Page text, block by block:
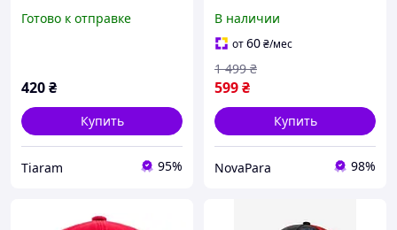
принтом - 53-55
Готово к отправке
420₴
Купить
Tiaram 95%
В наличии
от60₴/мес
599₴
1 499 ₴
Купить
NovaPara 98%